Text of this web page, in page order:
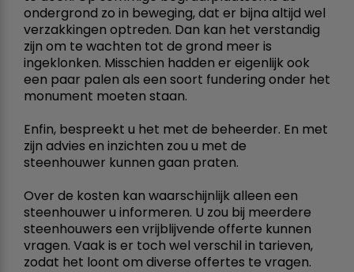
ondergrond zo in beweging, dat er bijna altijd wel
verzakkingen optreden. Dan kan het verstandig
zijn om te wachten tot de grond meer is
ingeklonken. Misschien hadden er eigenlijk ook
een paar palen als een soort fundering onder het
monument moeten staan.
Enfin, bespreekt u het met de beheerder. En met
zijn advies en inzichten zou u met de
steenhouwer kunnen gaan praten.
Over de kosten kan waarschijnlijk alleen een
steenhouwer u informeren. U zou bij meerdere
steenhouwers een vrijblijvende offerte kunnen
vragen. Vaak is er toch wel verschil in tarieven,
zodat het loont om diverse offertes te vragen.